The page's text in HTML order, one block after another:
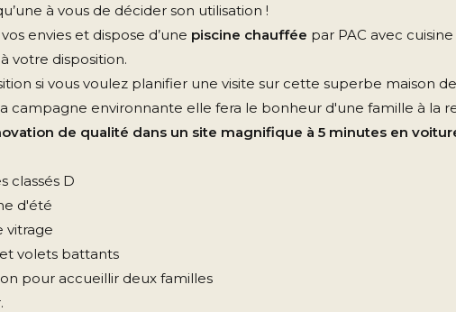
à vous de décider son utilisation !
envies et dispose d’une piscine chauffée par PAC avec
votre disposition.
si vous voulez planifier une visite sur cette superbe maison
campagne environnante elle fera le bonheur d'une famille à la
de qualité dans un site magnifique à 5 minutes en
classés D
d'été
vitrage
volets battants
pour accueillir deux familles